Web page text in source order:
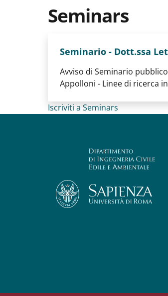
Seminars
Seminario - Dott.ssa
Avviso di Seminario
Appolloni - Linee di ricerca
Iscriviti a Seminars